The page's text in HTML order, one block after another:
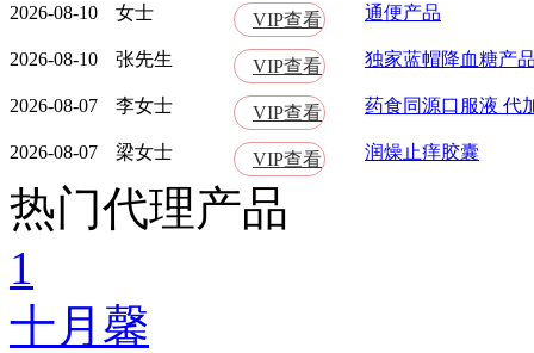
2026-08-10 女士 VIP查看 通便产品
2026-08-10 张先生 VIP查看 独家蓝帽降血糖产
2026-08-07 李女士 VIP查看 药食同源口服液 代
2026-08-07 梁女士 VIP查看 润燥止痒胶囊
热门代理产品
1
十月馨